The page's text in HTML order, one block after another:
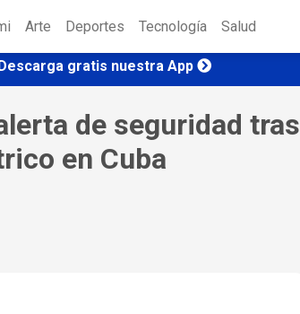
Arte Deportes Tecnología Salud
gratis nuestra App
de seguridad tras
en Cuba